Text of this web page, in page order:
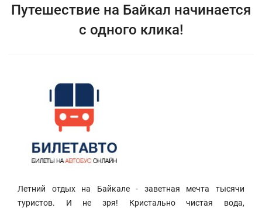
Путешествие на Байкал начинается
с одного клика!
Летний отдых на Байкале - заветная мечта тысячи
туристов. И не зря! Кристально чистая вода,